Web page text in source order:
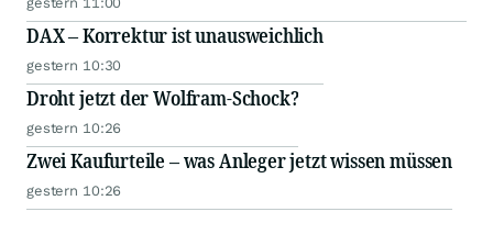
DAX – Korrektur ist unausweichlich
gestern 10:30
Droht jetzt der Wolfram-Schock?
gestern 10:26
Zwei Kaufurteile – was Anleger jetzt wissen müssen
gestern 10:26